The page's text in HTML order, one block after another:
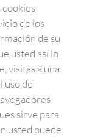
cookies
de los
de su
usted así lo
visitas a una
uso de
sirve para
usted puede